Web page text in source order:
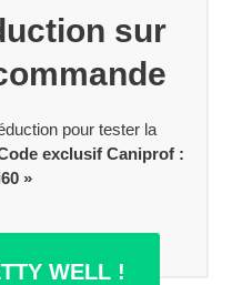
sur
pour tester la
exclusif Caniprof :
»
WELL !